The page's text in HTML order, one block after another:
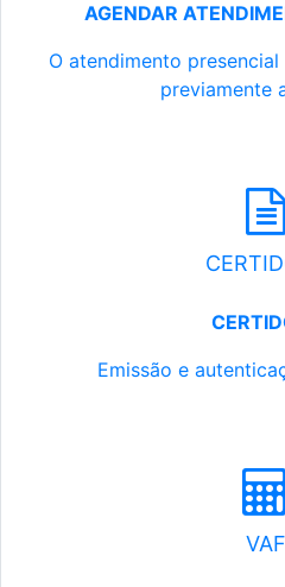
AGENDAR
O atendimento
previamente
Emissão e
VAF